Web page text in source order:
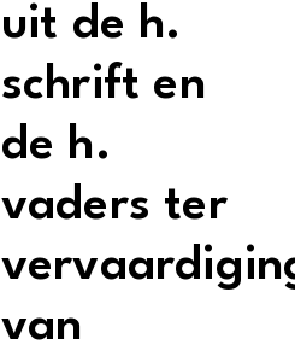
uit de h.
schrift en
de h.
vaders ter
van